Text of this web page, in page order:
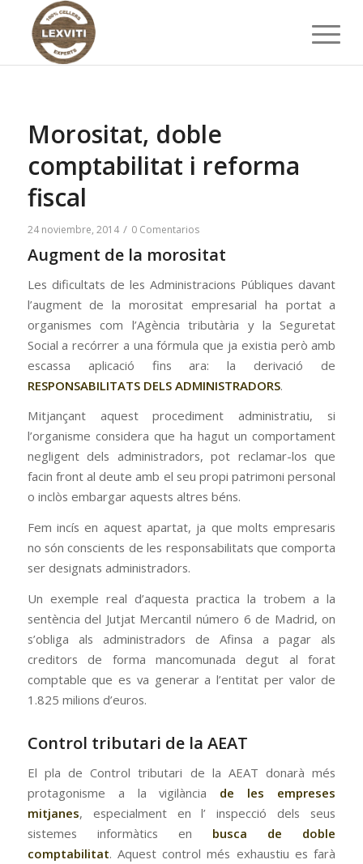
Morositat, doble
comptabilitat i reforma
fiscal
24 noviembre, 2014 / 0 Comentarios
Augment de la morositat
Les dificultats de les Administracions Públiques davant
l’augment de la morositat empresarial ha portat a
organismes com l’Agència tributària y la Seguretat
Social a recórrer a una fórmula que ja existia però amb
escassa aplicació fins ara: la derivació de
RESPONSABILITATS DELS ADMINISTRADORS.
Mitjançant aquest procediment administratiu, si
l’organisme considera que ha hagut un comportament
negligent dels administradors, pot reclamar-los que
facin front al deute amb el seu propi patrimoni personal
o inclòs embargar aquests altres béns.
Fem incís en aquest apartat, ja que molts empresaris
no són conscients de les responsabilitats que comporta
ser designats administradors.
Un exemple real d’aquesta practica la trobem a la
sentència del Jutjat Mercantil número 6 de Madrid, on
s’obliga als administradors de Afinsa a pagar als
creditors de forma mancomunada degut al forat
comptable que es va generar a l’entitat per valor de
1.825 milions d’euros.
Control tributari de la AEAT
El pla de Control tributari de la AEAT donarà més
protagonisme a la vigilància de les empreses
mitjanes, especialment en l’ inspecció dels seus
sistemes informàtics en busca de doble
comptabilitat. Aquest control més exhaustiu es farà